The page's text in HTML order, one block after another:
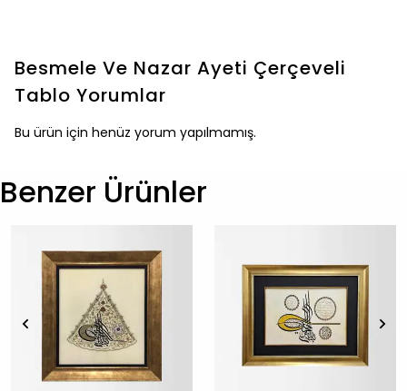
Besmele Ve Nazar Ayeti Çerçeveli
Tablo Yorumlar
Bu ürün için henüz yorum yapılmamış.
Benzer Ürünler